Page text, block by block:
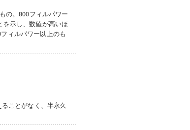
の。800フィルパワー
を示し、数値が高いほ
ィルパワー以上のも
ことがなく、半永久